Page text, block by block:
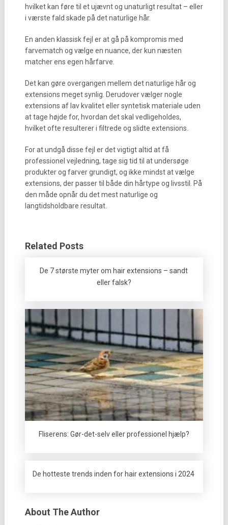
hvilket kan føre til et ujævnt og unaturligt resultat – eller
i værste fald skade på det naturlige hår.
En anden klassisk fejl er at gå på kompromis med
farvematch og vælge en nuance, der kun næsten
matcher ens egen hårfarve.
Det kan gøre overgangen mellem det naturlige hår og
extensions meget synlig. Derudover vælger nogle
extensions af lav kvalitet eller syntetisk materiale uden
at tage højde for, hvordan det skal vedligeholdes,
hvilket ofte resulterer i filtrede og slidte extensions.
For at undgå disse fejl er det vigtigt altid at få
professionel vejledning, tage sig tid til at undersøge
produkter og farver grundigt, og ikke mindst at vælge
extensions, der passer til både din hårtype og livsstil. På
den måde opnår du det mest naturlige og
langtidsholdbare resultat.
Related Posts
De 7 største myter om hair extensions – sandt
eller falsk?
Fliserens: Gør-det-selv eller professionel hjælp?
De hotteste trends inden for hair extensions i 2024
About The Author